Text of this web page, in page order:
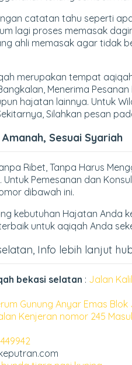
catatan tahu seperti
lagi proses memasak
ahli memasak agar tidak
merupakan tempat
Menerima
hajatan lainnya. Untuk
Silahkan pesan
Sesuai Syariah
Ribet, Tanpa Harus
Untuk Pemesanan dan
dibawah ini.
kebutuhan Hajatan Anda
untuk aqiqah Anda
Info lebih lanjut
bekasi selatan : Jalan
Gunung Anyar Emas
Kenjeran nomor 245